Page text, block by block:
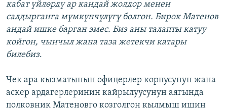
кабат үйлөрдү ар кандай жолдор менен
салдырганга мүмкүнчүлүгү болгон. Бирок Матенов
андай ишке барган эмес. Биз аны талапты катуу
койгон, чынчыл жана таза жетекчи катары
билебиз.
Чек ара кызматынын офицерлер корпусунун жана
аскер ардагерлеринин кайрылуусунун аягында
полковник Матеновго козголгон кылмыш ишин